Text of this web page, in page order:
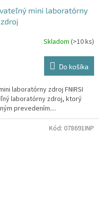
mini laboratórny
Skladom (>10 ks)
Do košíka
laboratórny zdroj FNIRSI
laboratórny zdroj, ktorý
prevedením....
Kód: 078691INP